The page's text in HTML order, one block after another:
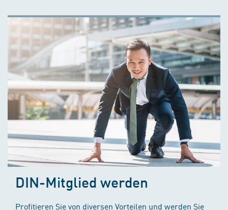
DIN-Mitglied werden
Profitieren Sie von diversen Vorteilen und werden Sie